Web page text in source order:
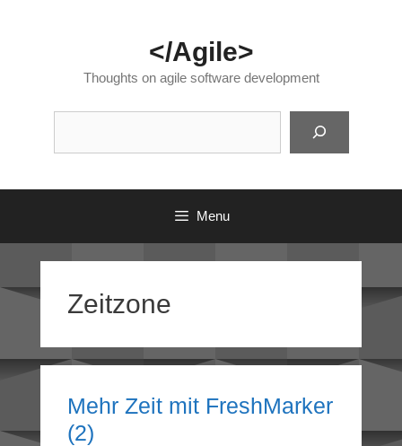
</Agile>
Thoughts on agile software development
Menu
Zeitzone
Mehr Zeit mit FreshMarker
(2)